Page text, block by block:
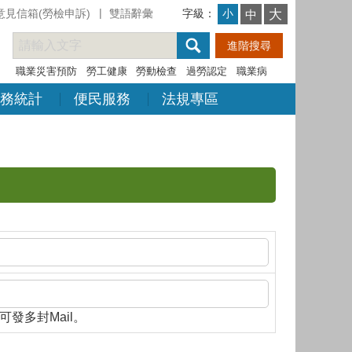
見信箱(勞檢申訴) 雙語辭彙 字級： 小 中 大
職業災害預防 勞工健康 勞動檢查 過勞認定 職業病
統計 便民服務 法規專區
發多封Mail。